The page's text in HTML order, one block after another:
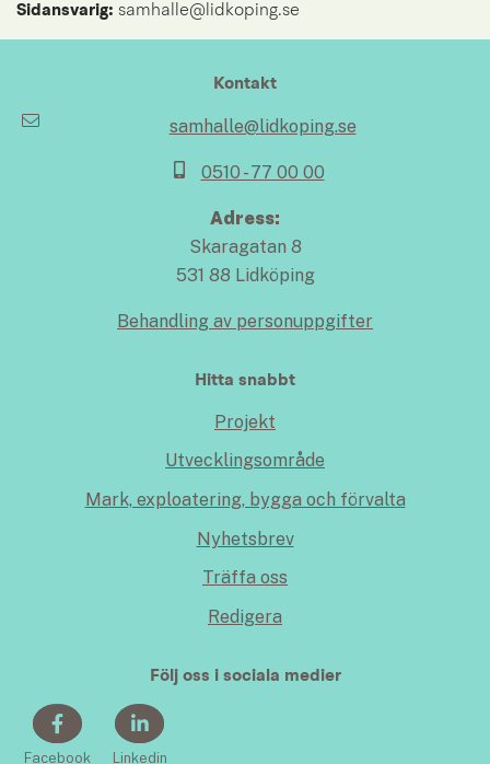
Sidansvarig: samhalle@lidkoping.se
Kontakt
samhalle@lidkoping.se
0510 - 77 00 00
Adress:
Skaragatan 8
531 88 Lidköping
Behandling av personuppgifter
Hitta snabbt
Projekt
Utvecklingsområde
Mark, exploatering, bygga och förvalta
Nyhetsbrev
Träffa oss
Redigera
Följ oss i sociala medier
Facebook Linkedin